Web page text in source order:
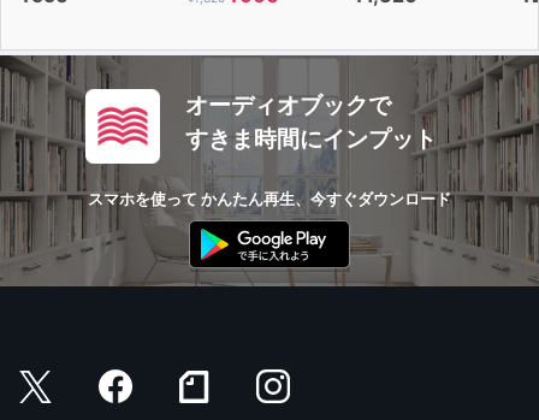
オーディオブックで
すきま時間にインプット
スマホを使って かんたん再生、今すぐダウンロード